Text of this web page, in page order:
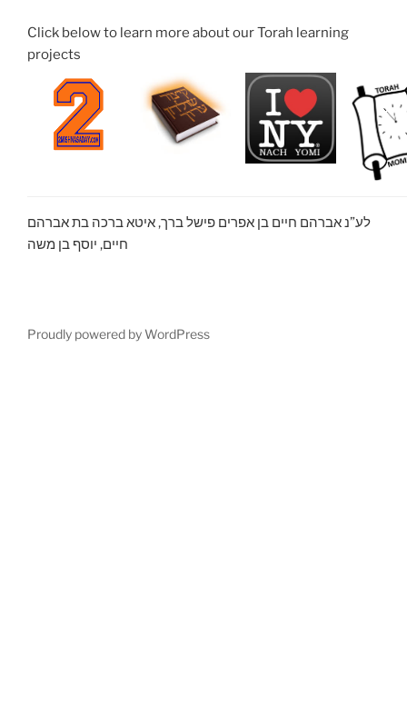
Click below to learn more about our Torah learning
projects
לע”נ אברהם חיים בן אפרים פישל ברך, איטא ברכה בת אברהם
חיים, יוסף בן משה
Proudly powered by WordPress